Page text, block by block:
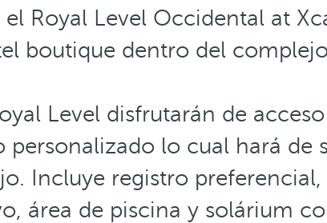
el Royal Level Occidental at
boutique dentro del
Level disfrutarán de
personalizado lo cual hará de
Incluye registro
área de piscina y solárium